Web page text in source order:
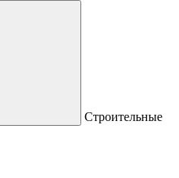
Строительные